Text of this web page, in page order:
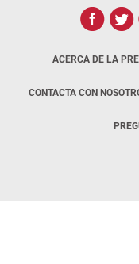
ACERCA DE LA
CONTACTA CON